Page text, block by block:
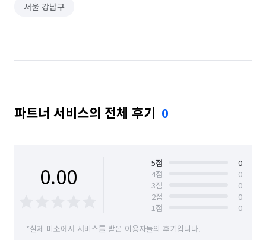
서울 강남구
파트너 서비스의 전체 후기 0
0.00 5점
0
4점
0
3점
0
2점
0
1점
0
*실제 미소에서 서비스를 받은 이용자들의 후기입니다.